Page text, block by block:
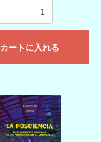
カートに入れる